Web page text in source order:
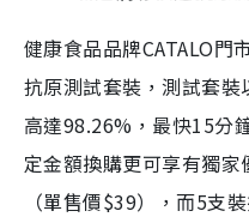
健康食品品牌CATALO門
抗原測試套裝，測試套
高達98.26%，最快15分
定金額換購更可享有獨
（單售價$39），而5支